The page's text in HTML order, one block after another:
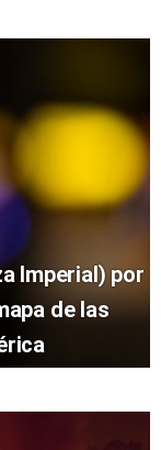
Imperial) por
de las